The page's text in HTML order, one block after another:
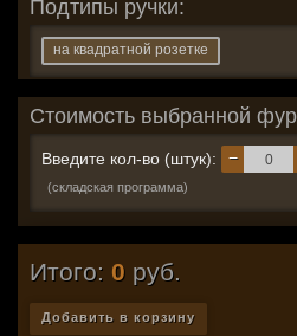
Подтипы ручки:
на квадратной розетке
Стоимость выбранной
Введите кол-во (штук): −
(складская программа)
Итого: 0 руб.
Добавить в корзину